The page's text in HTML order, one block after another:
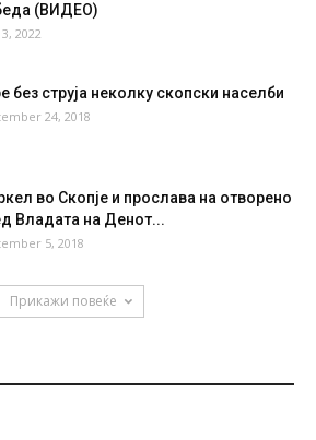
(ВИДЕО)
2022
без струја неколку скопски населби
24, 2018
во Скопје и прослава на отворено
Владата на Денот...
5, 2018
Прикажи повеќе